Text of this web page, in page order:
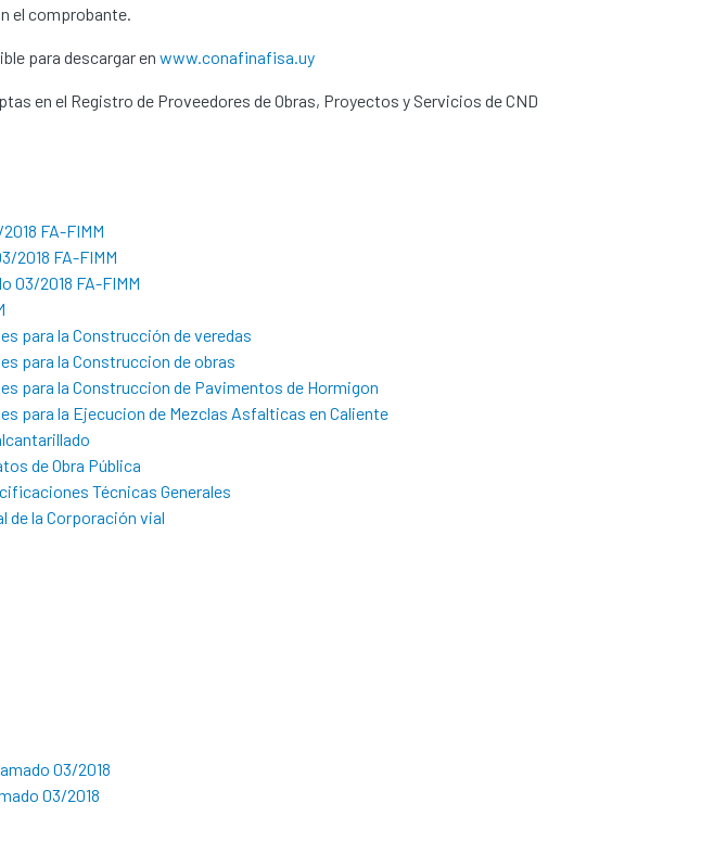
el comprobante.
para descargar en www.conafinafisa.uy
en el Registro de Proveedores de Obras, Proyectos y Servicios de CND
FA-FIMM
2018 FA-FIMM
03/2018 FA-FIMM
para la Construcción de veredas
para la Construccion de obras
para la Construccion de Pavimentos de Hormigon
para la Ejecucion de Mezclas Asfalticas en Caliente
de Obra Pública
Técnicas Generales
de la Corporación vial
03/2018
03/2018